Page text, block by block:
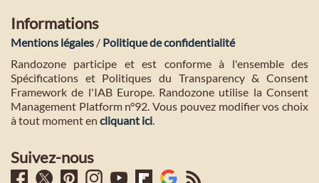
Informations
Mentions légales / Politique de confidentialité
Randozone participe et est conforme à l'ensemble des
Spécifications et Politiques du Transparency & Consent
Framework de l'IAB Europe. Randozone utilise la Consent
Management Platform n°92. Vous pouvez modifier vos choix
à tout moment en cliquant ici.
Suivez-nous